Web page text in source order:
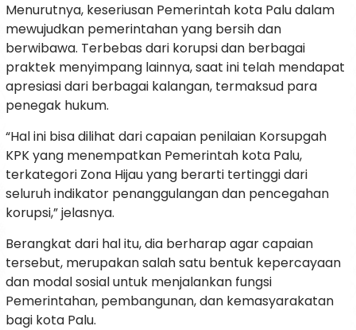
Menurutnya, keseriusan Pemerintah kota Palu dalam
mewujudkan pemerintahan yang bersih dan
berwibawa. Terbebas dari korupsi dan berbagai
praktek menyimpang lainnya, saat ini telah mendapat
apresiasi dari berbagai kalangan, termaksud para
penegak hukum.
“Hal ini bisa dilihat dari capaian penilaian Korsupgah
KPK yang menempatkan Pemerintah kota Palu,
terkategori Zona Hijau yang berarti tertinggi dari
seluruh indikator penanggulangan dan pencegahan
korupsi,” jelasnya.
Berangkat dari hal itu, dia berharap agar capaian
tersebut, merupakan salah satu bentuk kepercayaan
dan modal sosial untuk menjalankan fungsi
Pemerintahan, pembangunan, dan kemasyarakatan
bagi kota Palu.